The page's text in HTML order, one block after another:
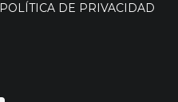
POLÍTICA DE PRIVACIDAD